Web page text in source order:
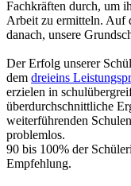
Fachkräften durch, um
Arbeit zu ermitteln. Auf
danach, unsere
Der Erfolg unserer
dem dreieins
erzielen in
überdurchschnittliche
weiterführenden
problemlos.
90 bis 100% der
Empfehlung.